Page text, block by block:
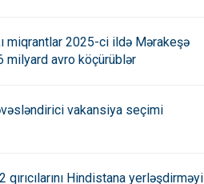
miqrantlar 2025-ci ildə Mərakeşə
milyard avro köçürüblər
vakansiya seçimi
qırıcılarını Hindistana yerləşdirməyi